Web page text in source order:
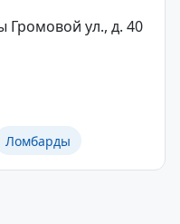
Громовой ул., д. 40
Ломбарды